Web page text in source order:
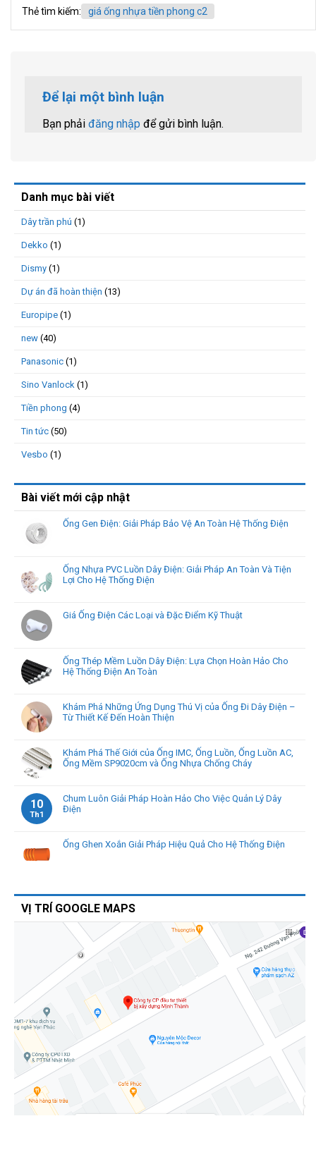
Thẻ tìm kiếm: giá ống nhựa tiền phong c2
Để lại một bình luận
Bạn phải đăng nhập để gửi bình luận.
Danh mục bài viết
Dây trần phú (1)
Dekko (1)
Dismy (1)
Dự án đã hoàn thiện (13)
Europipe (1)
new (40)
Panasonic (1)
Sino Vanlock (1)
Tiền phong (4)
Tin tức (50)
Vesbo (1)
Bài viết mới cập nhật
Ống Gen Điện: Giải Pháp Bảo Vệ An Toàn Hệ Thống Điện
Ống Nhựa PVC Luồn Dây Điện: Giải Pháp An Toàn Và Tiện
Lợi Cho Hệ Thống Điện
Giá Ống Điện Các Loại và Đặc Điểm Kỹ Thuật
Ống Thép Mềm Luồn Dây Điện: Lựa Chọn Hoàn Hảo Cho
Hệ Thống Điện An Toàn
Khám Phá Những Ứng Dụng Thú Vị của Ống Đi Dây Điện –
Từ Thiết Kế Đến Hoàn Thiện
Khám Phá Thế Giới của Ống IMC, Ống Luồn, Ống Luồn AC,
Ống Mềm SP9020cm và Ống Nhựa Chống Cháy
10
Th1
Chum Luôn Giải Pháp Hoàn Hảo Cho Việc Quản Lý Dây
Điện
Ống Ghen Xoắn Giải Pháp Hiệu Quả Cho Hệ Thống Điện
VỊ TRÍ GOOGLE MAPS